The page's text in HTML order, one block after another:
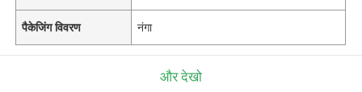
पैकेजिंग विवरण नंगा
और देखो